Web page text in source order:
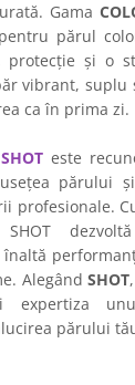
Gama
părul
și o
vibrant,
ca în prima zi.
este
părului
profesionale.
AlegândSHOT
expertiza
părului